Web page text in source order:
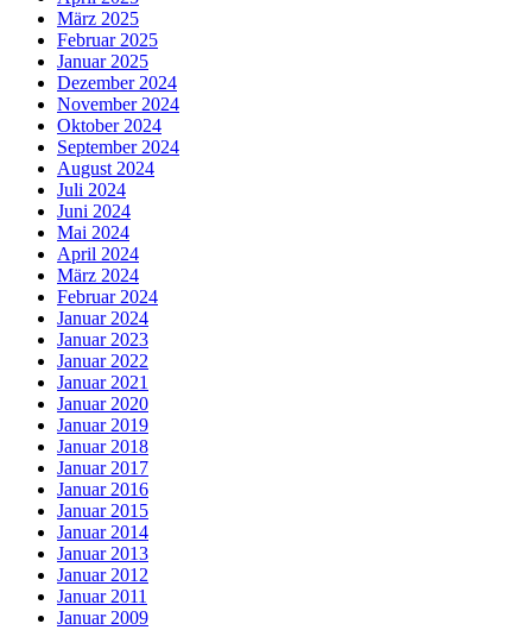
März 2025
Februar 2025
Januar 2025
Dezember 2024
November 2024
Oktober 2024
September 2024
August 2024
Juli 2024
Juni 2024
Mai 2024
April 2024
März 2024
Februar 2024
Januar 2024
Januar 2023
Januar 2022
Januar 2021
Januar 2020
Januar 2019
Januar 2018
Januar 2017
Januar 2016
Januar 2015
Januar 2014
Januar 2013
Januar 2012
Januar 2011
Januar 2009